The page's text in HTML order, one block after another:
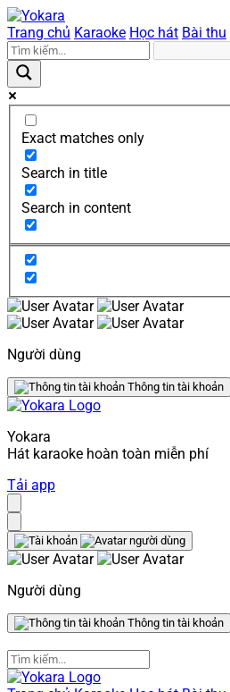
Trang chủ Karaoke Học hát Bài thu
Exact matches only
Search in title
Search in content
Người dùng
Thông tin tài khoản
Yokara
Hát karaoke hoàn toàn miễn phí
Tải app
Người dùng
Thông tin tài khoản